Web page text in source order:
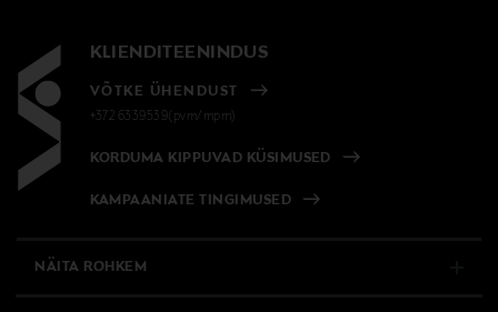
KLIENDITEENINDUS
VÕTKE ÜHENDUST
+372 6339539(pvm/mpm)
KORDUMA KIPPUVAD KÜSIMUSED
KAMPAANIATE TINGIMUSED
NÄITA ROHKEM